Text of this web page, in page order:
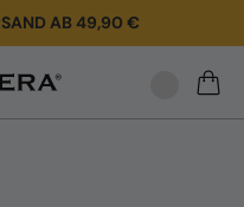
AB 49,90 €